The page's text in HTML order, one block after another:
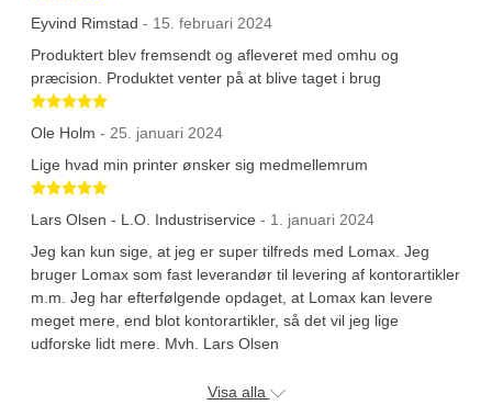
Eyvind Rimstad - 15. februari 2024
Produktert blev fremsendt og afleveret med omhu og
præcision. Produktet venter på at blive taget i brug
Betygsatt 5 av 5 stjärnor
Ole Holm - 25. januari 2024
Lige hvad min printer ønsker sig medmellemrum
Betygsatt 5 av 5 stjärnor
Lars Olsen - L.O. Industriservice - 1. januari 2024
Jeg kan kun sige, at jeg er super tilfreds med Lomax. Jeg
bruger Lomax som fast leverandør til levering af kontorartikler
m.m. Jeg har efterfølgende opdaget, at Lomax kan levere
meget mere, end blot kontorartikler, så det vil jeg lige
udforske lidt mere. Mvh. Lars Olsen
Visa alla